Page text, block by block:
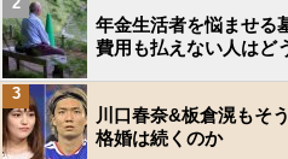
年金生活者を悩ませる
費用も払えない人はど
川口春奈&板倉滉もそ
格婚は続くのか
3